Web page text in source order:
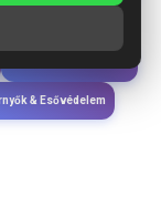
& Esővédelem